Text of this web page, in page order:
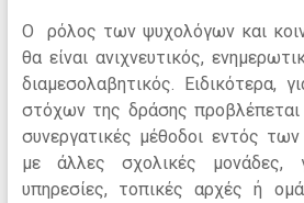
Ο ρόλος των ψυχολόγων και
θα είναι ανιχνευτικός,
διαμεσολαβητικός. Ειδικότερα,
στόχων της δράσης προβλέπεται
συνεργατικές μέθοδοι εντός
με άλλες σχολικές μονάδες,
υπηρεσίες, τοπικές αρχές ή